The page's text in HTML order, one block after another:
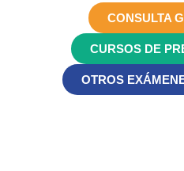
CONSULTA
CURSOS DE
OTROS